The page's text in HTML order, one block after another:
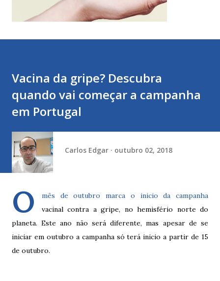
Vacina da gripe? Descubra
quando vai começar a campanha
em Portugal
Carlos Edgar outubro 02, 2018
O
mês de outubro marca o inicio da campanha
vacinal contra a gripe, no hemisfério norte do
planeta. Este ano não será diferente, mas apesar de se
iniciar em outubro a campanha só terá inicio a partir de 15
de outubro.